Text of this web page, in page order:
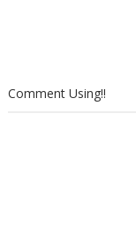
Comment Using!!